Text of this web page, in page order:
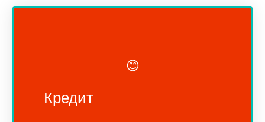
😊
Кредит